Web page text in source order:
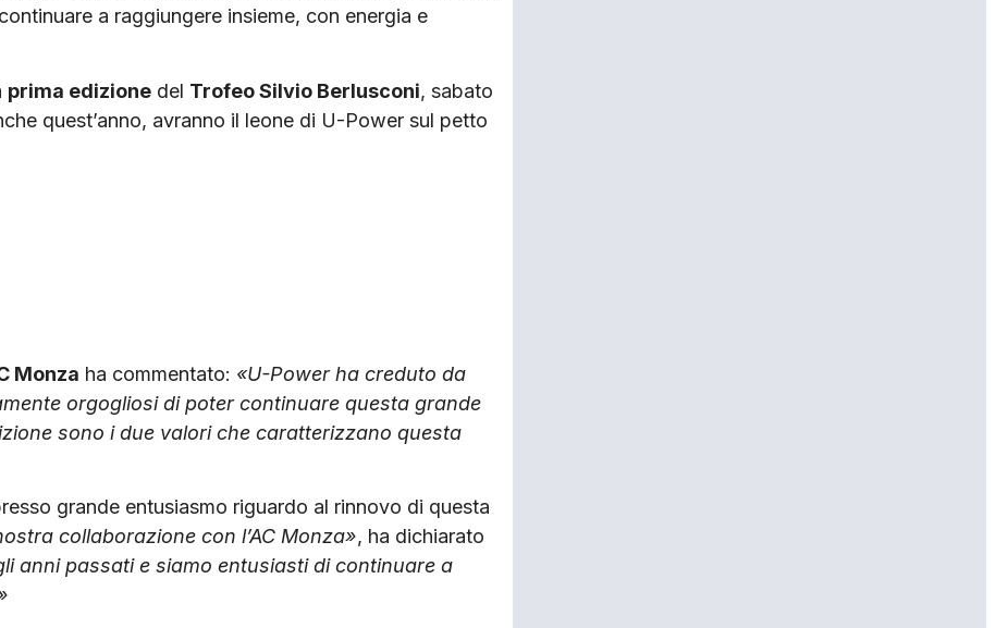
a raggiungere insieme, con energia e
prima edizione del Trofeo Silvio Berlusconi, sabato
quest’anno, avranno il leone di U-Power sul petto
Monza ha commentato: «U-Power ha creduto da
orgogliosi di poter continuare questa grande
sono i due valori che caratterizzano questa
grande entusiasmo riguardo al rinnovo di questa
collaborazione con l’AC Monza», ha dichiarato
anni passati e siamo entusiasti di continuare a